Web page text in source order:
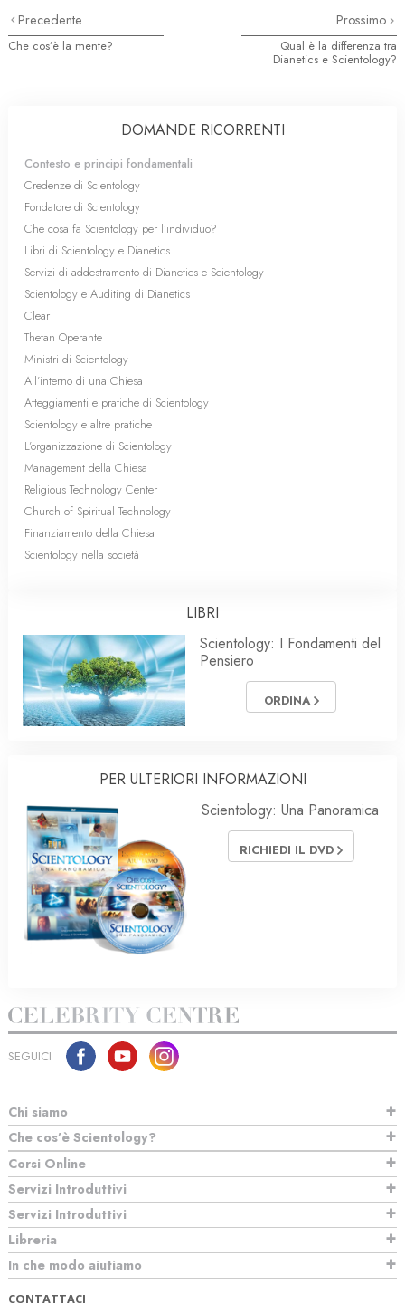
Precedente
Che cos’è la mente?
Prossimo
Qual è la differenza tra
Dianetics e Scientology?
DOMANDE RICORRENTI
Contesto e principi fondamentali
Credenze di Scientology
Fondatore di Scientology
Che cosa fa Scientology per l’individuo?
Libri di Scientology e Dianetics
Servizi di addestramento di Dianetics e Scientology
Scientology e Auditing di Dianetics
Clear
Thetan Operante
Ministri di Scientology
All’interno di una Chiesa
Atteggiamenti e pratiche di Scientology
Scientology e altre pratiche
L’organizzazione di Scientology
Management della Chiesa
Religious Technology Center
Church of Spiritual Technology
Finanziamento della Chiesa
Scientology nella società
LIBRI
Scientology: I Fondamenti del
Pensiero
ORDINA
PER ULTERIORI INFORMAZIONI
Scientology: Una Panoramica
RICHIEDI IL DVD
SEGUICI
Chi siamo
Che cos’è Scientology?
Corsi Online
Servizi Introduttivi
Servizi Introduttivi
Libreria
In che modo aiutiamo
CONTATTACI